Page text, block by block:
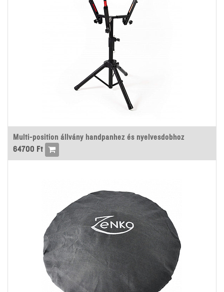
Multi-position állvány handpanhez és nyelvesdobhoz
64700 Ft